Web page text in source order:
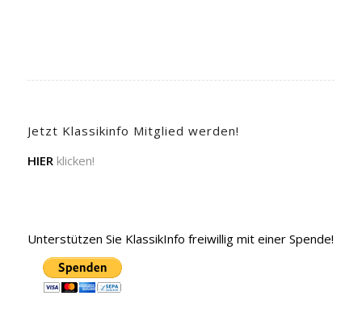
Jetzt Klassikinfo Mitglied werden!
HIER klicken!
Unterstützen Sie KlassikInfo freiwillig mit einer Spende!